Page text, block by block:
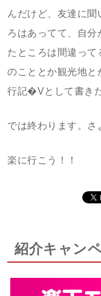
んだけど、友達に聞
ろはあってて、自分
たところは間違っ
のこととか観光地と
行記�Vとして書き
では終わります。さ
楽に行こう！！
紹介キャン